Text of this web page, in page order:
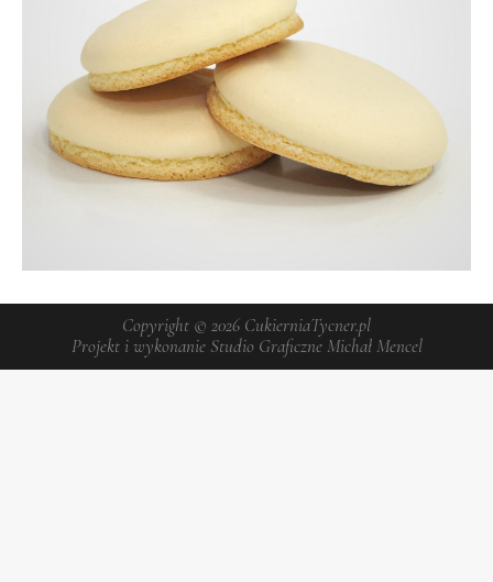
Copyright © 2026 CukierniaTycner.pl
Projekt i wykonanie Studio Graficzne Michał Mencel